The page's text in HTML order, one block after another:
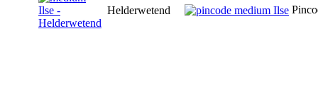
Helderwetend